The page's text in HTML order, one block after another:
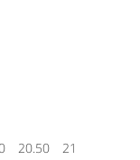
20.50 21